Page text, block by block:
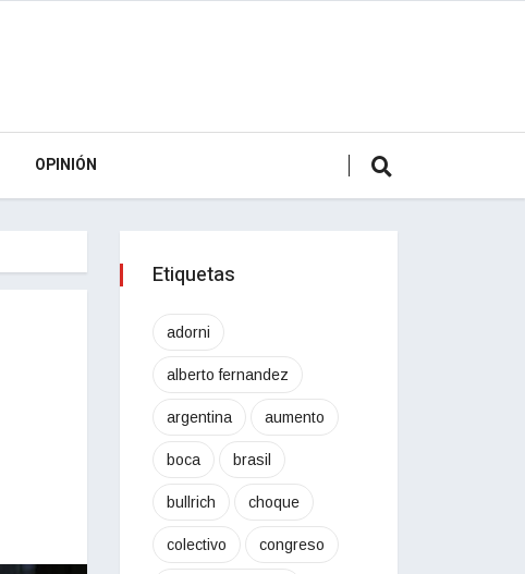
OPINIÓN
Etiquetas
adorni
alberto fernandez
argentina aumento
boca brasil
bullrich choque
colectivo congreso